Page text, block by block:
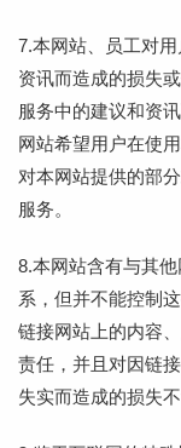
7.本网站、员工对
资讯而造成的损失
服务中的建议和资
网站希望用户在使
对本网站提供的部
服务。
8.本网站含有与其
系，但并不能控制
链接网站上的内容
责任，并且对因链
失实而造成的损失